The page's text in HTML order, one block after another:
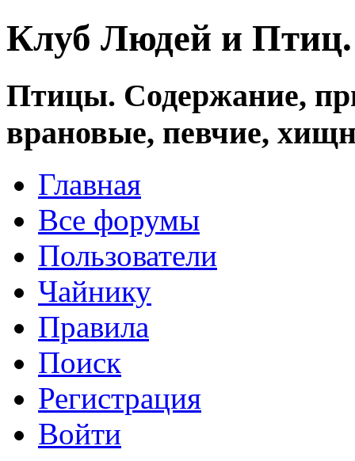
Клуб Людей и
Птицы. Содержание,
врановые, певчие,
Главная
Все форумы
Пользователи
Чайнику
Правила
Поиск
Регистрация
Войти